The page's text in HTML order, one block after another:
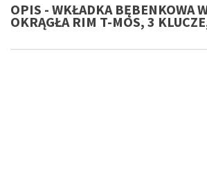
OPIS - WKŁADKA BĘBENKOWA
OKRĄGŁA RIM T-MOS, 3